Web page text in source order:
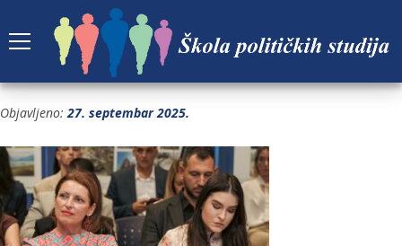
FORUM 8, PUBLIKA 5
Objavljeno: 27. septembar 2025.